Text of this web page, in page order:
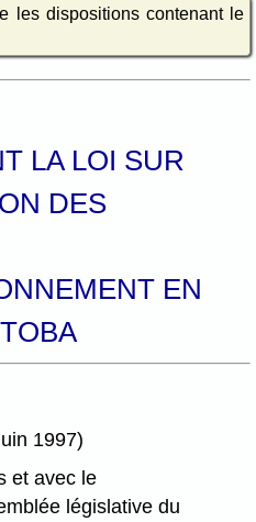
les dispositions contenant le
LA LOI SUR
DES
EN
1997)
et avec le
législative du